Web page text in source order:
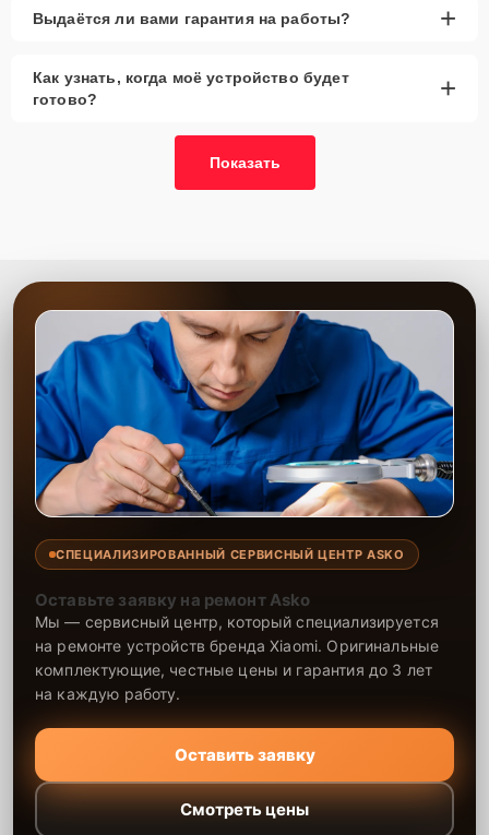
Выдаётся ли вами гарантия на работы? +
Как узнать, когда моё устройство будет
готово?
+
Показать
СПЕЦИАЛИЗИРОВАННЫЙ СЕРВИСНЫЙ ЦЕНТР ASKO
Оставьте заявку на ремонт Asko
Мы — сервисный центр, который специализируется
на ремонте устройств бренда Xiaomi. Оригинальные
комплектующие, честные цены и гарантия до 3 лет
на каждую работу.
Оставить заявку
Смотреть цены